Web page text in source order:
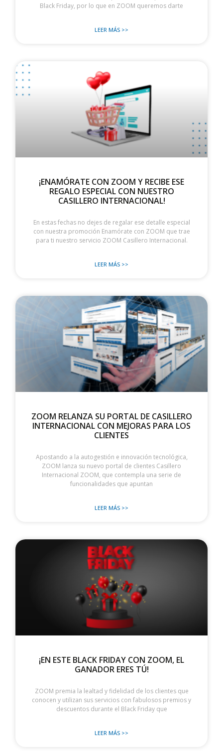
Black Friday, por lo que en ZOOM queremos darte
LEER MÁS >>
¡ENAMÓRATE CON ZOOM Y RECIBE ESE
REGALO ESPECIAL CON NUESTRO
CASILLERO INTERNACIONAL!
En estas fechas no dejes de regalar ese detalle especial
con nuestra promoción Enamórate con ZOOM que trae
para ti nuestro servicio ZOOM Casillero Internacional.
LEER MÁS >>
ZOOM RELANZA SU PORTAL DE CASILLERO
INTERNACIONAL CON MEJORAS PARA LOS
CLIENTES
Apostando a la autogestión e innovación tecnológica,
ZOOM lanza su nuevo portal de clientes Casillero
Internacional ZOOM, que contempla una serie de
funcionalidades que apuntan
LEER MÁS >>
¡EN ESTE BLACK FRIDAY CON ZOOM, EL
GANADOR ERES TÚ!
ZOOM premia la lealtad y fidelidad de los clientes que
conocen y utilizan sus servicios con fabulosos premios y
descuentos durante el Black Friday que
LEER MÁS >>